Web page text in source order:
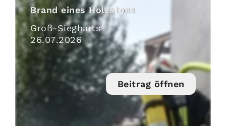
Brand eines Holzstoss
Groß-Siegharts
26.07.2026
Beitrag öffnen